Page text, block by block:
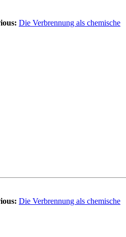
Die Verbrennung als chemische
Die Verbrennung als chemische